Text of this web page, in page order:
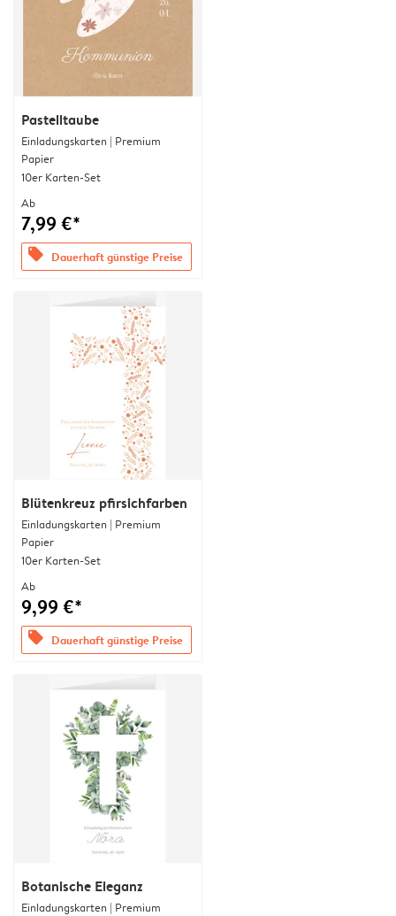
Pastelltaube
Einladungskarten | Premium
Papier
10er Karten-Set
Ab
7,99 €*
offers Dauerhaft günstige Preise
Blütenkreuz pfirsichfarben
Einladungskarten | Premium
Papier
10er Karten-Set
Ab
9,99 €*
offers Dauerhaft günstige Preise
Botanische Eleganz
Einladungskarten | Premium